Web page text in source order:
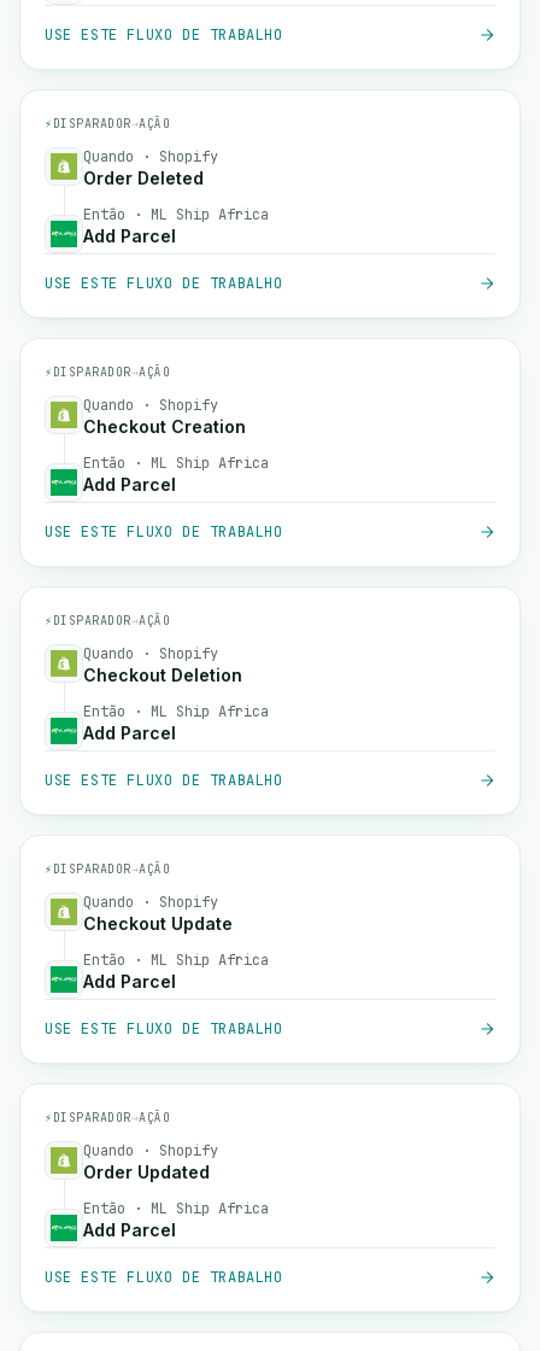
USE ESTE FLUXO DE TRABALHO
⚡ DISPARADOR→AÇÃO
Quando · Shopify
Order Deleted
Então · ML Ship Africa
Add Parcel
USE ESTE FLUXO DE TRABALHO
⚡ DISPARADOR→AÇÃO
Quando · Shopify
Checkout Creation
Então · ML Ship Africa
Add Parcel
USE ESTE FLUXO DE TRABALHO
⚡ DISPARADOR→AÇÃO
Quando · Shopify
Checkout Deletion
Então · ML Ship Africa
Add Parcel
USE ESTE FLUXO DE TRABALHO
⚡ DISPARADOR→AÇÃO
Quando · Shopify
Checkout Update
Então · ML Ship Africa
Add Parcel
USE ESTE FLUXO DE TRABALHO
⚡ DISPARADOR→AÇÃO
Quando · Shopify
Order Updated
Então · ML Ship Africa
Add Parcel
USE ESTE FLUXO DE TRABALHO